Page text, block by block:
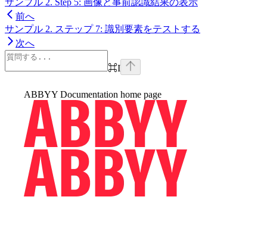
前へ
サンプル 2. ステップ 7: 識別要素をテストする
次へ
⌘I
ABBYY Documentation home page